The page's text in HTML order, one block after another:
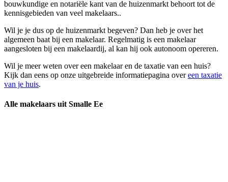
bouwkundige en notariële kant van de huizenmarkt behoort tot de
kennisgebieden van veel makelaars..
Wil je je dus op de huizenmarkt begeven? Dan heb je over het
algemeen baat bij een makelaar. Regelmatig is een makelaar
aangesloten bij een makelaardij, al kan hij ook autonoom opereren.
Wil je meer weten over een makelaar en de taxatie van een huis?
Kijk dan eens op onze uitgebreide informatiepagina overeen taxatie
van je huis.
Alle makelaars uit Smalle Ee